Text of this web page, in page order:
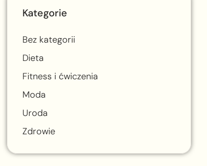
Kategorie
Bez kategorii
Dieta
Fitness i ćwiczenia
Moda
Uroda
Zdrowie